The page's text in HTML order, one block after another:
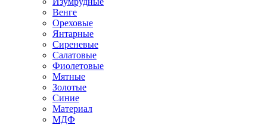
Венге
Ореховые
Янтарные
Сиреневые
Салатовые
Фиолетовые
Мятные
Золотые
Синие
Материал
МДФ